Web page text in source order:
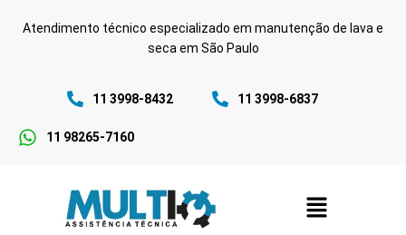
Atendimento técnico especializado em manutenção de lava e
seca em São Paulo
11 3998-8432 11 3998-6837
11 98265-7160